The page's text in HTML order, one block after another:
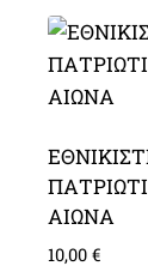
ΑΙΩΝΑ
10,00 €